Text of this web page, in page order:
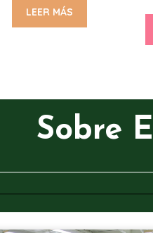
LEER MÁS
Sobre